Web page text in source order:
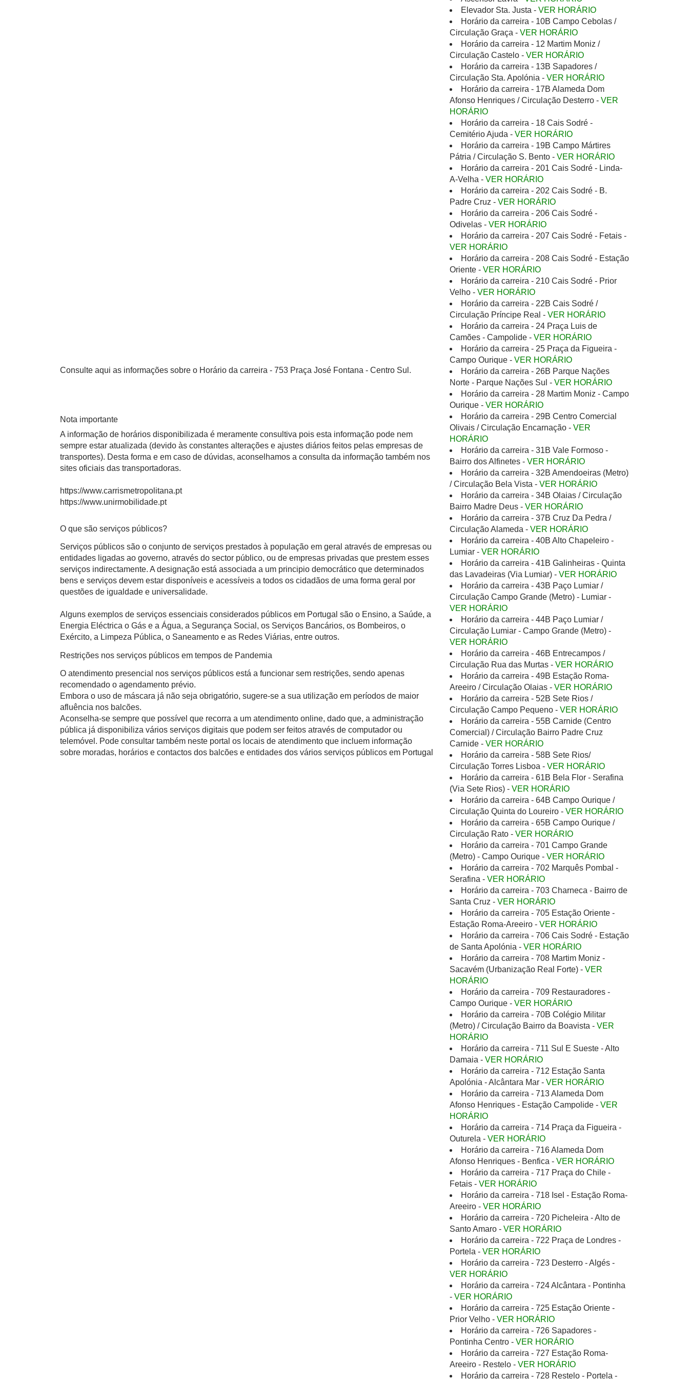
Consulte aqui as informações sobre o Horário da carreira - 753 Praça José Fontana - Centro Sul.
Nota importante
A informação de horários disponibilizada é meramente consultiva pois esta informação pode nem
sempre estar atualizada (devido às constantes alterações e ajustes diários feitos pelas empresas de
transportes). Desta forma e em caso de dúvidas, aconselhamos a consulta da informação também nos
sites oficiais das transportadoras.
https://www.carrismetropolitana.pt
https://www.unirmobilidade.pt
O que são serviços públicos?
Serviços públicos são o conjunto de serviços prestados à população em geral através de empresas ou
entidades ligadas ao governo, através do sector público, ou de empresas privadas que prestem esses
serviços indirectamente. A designação está associada a um principio democrático que determinados
bens e serviços devem estar disponíveis e acessíveis a todos os cidadãos de uma forma geral por
questões de igualdade e universalidade.
Alguns exemplos de serviços essenciais considerados públicos em Portugal são o Ensino, a Saúde, a
Energia Eléctrica o Gás e a Água, a Segurança Social, os Serviços Bancários, os Bombeiros, o
Exército, a Limpeza Pública, o Saneamento e as Redes Viárias, entre outros.
Restrições nos serviços públicos em tempos de Pandemia
O atendimento presencial nos serviços públicos está a funcionar sem restrições, sendo apenas
recomendado o agendamento prévio.
Embora o uso de máscara já não seja obrigatório, sugere-se a sua utilização em períodos de maior
afluência nos balcões.
Aconselha-se sempre que possível que recorra a um atendimento online, dado que, a administração
pública já disponibiliza vários serviços digitais que podem ser feitos através de computador ou
telemóvel. Pode consultar também neste portal os locais de atendimento que incluem informação
sobre moradas, horários e contactos dos balcões e entidades dos vários serviços públicos em Portugal
Elevador Sta. Justa - VER HORÁRIO
Horário da carreira - 10B Campo Cebolas /
Circulação Graça - VER HORÁRIO
Horário da carreira - 12 Martim Moniz /
Circulação Castelo - VER HORÁRIO
Horário da carreira - 13B Sapadores /
Circulação Sta. Apolónia - VER HORÁRIO
Horário da carreira - 17B Alameda Dom
Afonso Henriques / Circulação Desterro - VER
HORÁRIO
Horário da carreira - 18 Cais Sodré -
Cemitério Ajuda - VER HORÁRIO
Horário da carreira - 19B Campo Mártires
Pátria / Circulação S. Bento - VER HORÁRIO
Horário da carreira - 201 Cais Sodré - Linda-
A-Velha - VER HORÁRIO
Horário da carreira - 202 Cais Sodré - B.
Padre Cruz - VER HORÁRIO
Horário da carreira - 206 Cais Sodré -
Odivelas - VER HORÁRIO
Horário da carreira - 207 Cais Sodré - Fetais -
VER HORÁRIO
Horário da carreira - 208 Cais Sodré - Estação
Oriente - VER HORÁRIO
Horário da carreira - 210 Cais Sodré - Prior
Velho - VER HORÁRIO
Horário da carreira - 22B Cais Sodré /
Circulação Príncipe Real - VER HORÁRIO
Horário da carreira - 24 Praça Luis de
Camões - Campolide - VER HORÁRIO
Horário da carreira - 25 Praça da Figueira -
Campo Ourique - VER HORÁRIO
Horário da carreira - 26B Parque Nações
Norte - Parque Nações Sul - VER HORÁRIO
Horário da carreira - 28 Martim Moniz - Campo
Ourique - VER HORÁRIO
Horário da carreira - 29B Centro Comercial
Olivais / Circulação Encarnação - VER
HORÁRIO
Horário da carreira - 31B Vale Formoso -
Bairro dos Alfinetes - VER HORÁRIO
Horário da carreira - 32B Amendoeiras (Metro)
/ Circulação Bela Vista - VER HORÁRIO
Horário da carreira - 34B Olaias / Circulação
Bairro Madre Deus - VER HORÁRIO
Horário da carreira - 37B Cruz Da Pedra /
Circulação Alameda - VER HORÁRIO
Horário da carreira - 40B Alto Chapeleiro -
Lumiar - VER HORÁRIO
Horário da carreira - 41B Galinheiras - Quinta
das Lavadeiras (Via Lumiar) - VER HORÁRIO
Horário da carreira - 43B Paço Lumiar /
Circulação Campo Grande (Metro) - Lumiar -
VER HORÁRIO
Horário da carreira - 44B Paço Lumiar /
Circulação Lumiar - Campo Grande (Metro) -
VER HORÁRIO
Horário da carreira - 46B Entrecampos /
Circulação Rua das Murtas - VER HORÁRIO
Horário da carreira - 49B Estação Roma-
Areeiro / Circulação Olaias - VER HORÁRIO
Horário da carreira - 52B Sete Rios /
Circulação Campo Pequeno - VER HORÁRIO
Horário da carreira - 55B Carnide (Centro
Comercial) / Circulação Bairro Padre Cruz
Carnide - VER HORÁRIO
Horário da carreira - 58B Sete Rios/
Circulação Torres Lisboa - VER HORÁRIO
Horário da carreira - 61B Bela Flor - Serafina
(Via Sete Rios) - VER HORÁRIO
Horário da carreira - 64B Campo Ourique /
Circulação Quinta do Loureiro - VER HORÁRIO
Horário da carreira - 65B Campo Ourique /
Circulação Rato - VER HORÁRIO
Horário da carreira - 701 Campo Grande
(Metro) - Campo Ourique - VER HORÁRIO
Horário da carreira - 702 Marquês Pombal -
Serafina - VER HORÁRIO
Horário da carreira - 703 Charneca - Bairro de
Santa Cruz - VER HORÁRIO
Horário da carreira - 705 Estação Oriente -
Estação Roma-Areeiro - VER HORÁRIO
Horário da carreira - 706 Cais Sodré - Estação
de Santa Apolónia - VER HORÁRIO
Horário da carreira - 708 Martim Moniz -
Sacavém (Urbanização Real Forte) - VER
HORÁRIO
Horário da carreira - 709 Restauradores -
Campo Ourique - VER HORÁRIO
Horário da carreira - 70B Colégio Militar
(Metro) / Circulação Bairro da Boavista - VER
HORÁRIO
Horário da carreira - 711 Sul E Sueste - Alto
Damaia - VER HORÁRIO
Horário da carreira - 712 Estação Santa
Apolónia - Alcântara Mar - VER HORÁRIO
Horário da carreira - 713 Alameda Dom
Afonso Henriques - Estação Campolide - VER
HORÁRIO
Horário da carreira - 714 Praça da Figueira -
Outurela - VER HORÁRIO
Horário da carreira - 716 Alameda Dom
Afonso Henriques - Benfica - VER HORÁRIO
Horário da carreira - 717 Praça do Chile -
Fetais - VER HORÁRIO
Horário da carreira - 718 Isel - Estação Roma-
Areeiro - VER HORÁRIO
Horário da carreira - 720 Picheleira - Alto de
Santo Amaro - VER HORÁRIO
Horário da carreira - 722 Praça de Londres -
Portela - VER HORÁRIO
Horário da carreira - 723 Desterro - Algés -
VER HORÁRIO
Horário da carreira - 724 Alcântara - Pontinha
- VER HORÁRIO
Horário da carreira - 725 Estação Oriente -
Prior Velho - VER HORÁRIO
Horário da carreira - 726 Sapadores -
Pontinha Centro - VER HORÁRIO
Horário da carreira - 727 Estação Roma-
Areeiro - Restelo - VER HORÁRIO
Horário da carreira - 728 Restelo - Portela -